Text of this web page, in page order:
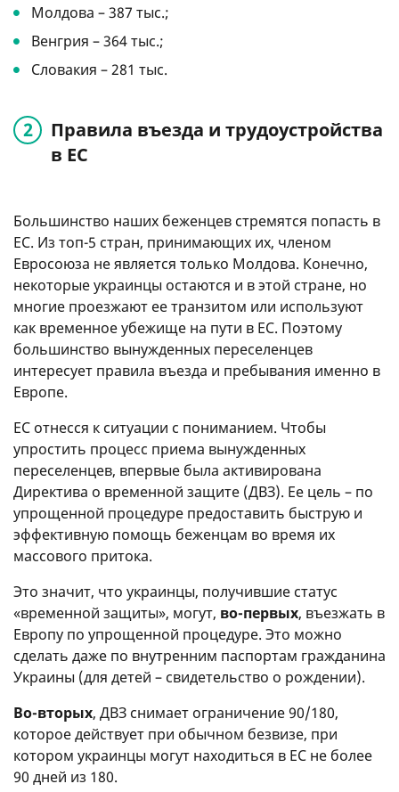
Молдова – 387 тыс.;
Венгрия – 364 тыс.;
Словакия – 281 тыс.
Правила въезда и трудоустройства
в ЕС
Большинство наших беженцев стремятся попасть в
ЕС. Из топ-5 стран, принимающих их, членом
Евросоюза не является только Молдова. Конечно,
некоторые украинцы остаются и в этой стране, но
многие проезжают ее транзитом или используют
как временное убежище на пути в ЕС. Поэтому
большинство вынужденных переселенцев
интересует правила въезда и пребывания именно в
Европе.
ЕС отнесся к ситуации с пониманием. Чтобы
упростить процесс приема вынужденных
переселенцев, впервые была активирована
Директива о временной защите (ДВЗ). Ее цель – по
упрощенной процедуре предоставить быструю и
эффективную помощь беженцам во время их
массового притока.
Это значит, что украинцы, получившие статус
«временной защиты», могут, во-первых, въезжать в
Европу по упрощенной процедуре. Это можно
сделать даже по внутренним паспортам гражданина
Украины (для детей – свидетельство о рождении).
Во-вторых, ДВЗ снимает ограничение 90/180,
которое действует при обычном безвизе, при
котором украинцы могут находиться в ЕС не более
90 дней из 180.